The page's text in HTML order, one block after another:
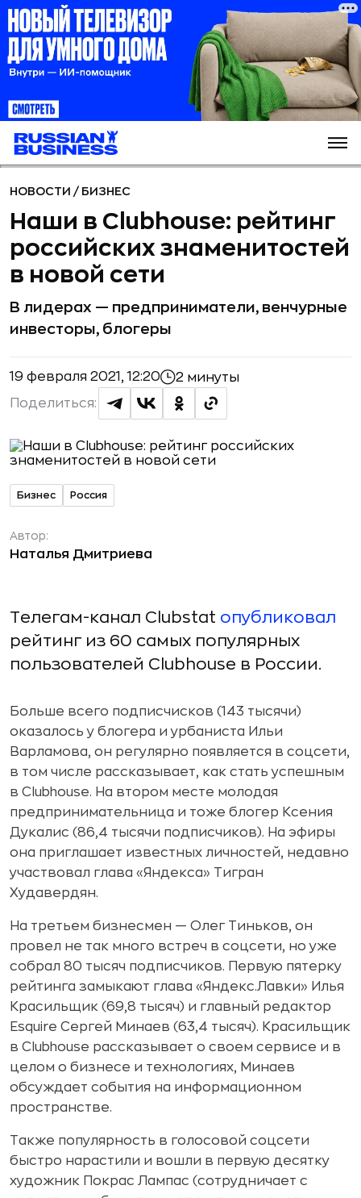
НОВОСТИ / БИЗНЕС
Наши в Clubhouse: рейтинг
российских знаменитостей
в новой сети
В лидерах — предприниматели, венчурные
инвесторы, блогеры
19 февраля 2021, 12:20 2 минуты
Поделиться:
Бизнес Россия
Автор:
Наталья Дмитриева
Телегам-канал Clubstat опубликовал
рейтинг из 60 самых популярных
пользователей Clubhouse в России.
Больше всего подписчисков (143 тысячи)
оказалось у блогера и урбаниста Ильи
Варламова, он регулярно появляется в соцсети,
в том числе рассказывает, как стать успешным
в Clubhouse. На втором месте молодая
предпринимательница и тоже блогер Ксения
Дукалис (86,4 тысячи подписчиков). На эфиры
она приглашает известных личностей, недавно
участвовал глава «Яндекса» Тигран
Худавердян.
На третьем бизнесмен — Олег Тиньков, он
провел не так много встреч в соцсети, но уже
собрал 80 тысяч подписчиков. Первую пятерку
рейтинга замыкают глава «Яндекс.Лавки» Илья
Красильщик (69,8 тысяч) и главный редактор
Esquire Сергей Минаев (63,4 тысяч). Красильщик
в Clubhouse рассказывает о своем сервисе и в
целом о бизнесе и технологиях, Минаев
обсуждает события на информационном
пространстве.
Также популярность в голосовой соцсети
быстро нарастили и вошли в первую десятку
художник Покрас Лампас (сотрудничает с